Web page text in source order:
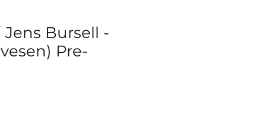
Jens Bursell -
Pre-